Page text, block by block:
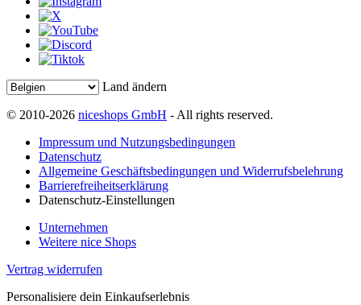
Land ändern
© 2010-2026 niceshops GmbH - All rights reserved.
Impressum und Nutzungsbedingungen
Datenschutz
Allgemeine Geschäftsbedingungen und Widerrufsbelehrung
Barrierefreiheitserklärung
Datenschutz-Einstellungen
Unternehmen
Weitere nice Shops
Vertrag widerrufen
Personalisiere dein Einkaufserlebnis